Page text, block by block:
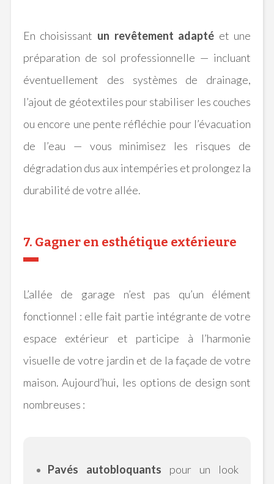
En choisissant un revêtement adapté et une
préparation de sol professionnelle — incluant
éventuellement des systèmes de drainage,
l’ajout de géotextiles pour stabiliser les couches
ou encore une pente réfléchie pour l’évacuation
de l’eau — vous minimisez les risques de
dégradation dus aux intempéries et prolongez la
durabilité de votre allée.
7. Gagner en esthétique extérieure
L’allée de garage n’est pas qu’un élément
fonctionnel : elle fait partie intégrante de votre
espace extérieur et participe à l’harmonie
visuelle de votre jardin et de la façade de votre
maison. Aujourd’hui, les options de design sont
nombreuses :
Pavés autobloquants pour un look